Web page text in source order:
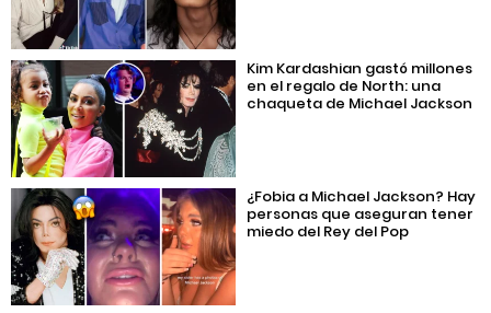
Kim Kardashian gastó millones
en el regalo de North: una
chaqueta de Michael Jackson
¿Fobia a Michael Jackson? Hay
personas que aseguran tener
miedo del Rey del Pop